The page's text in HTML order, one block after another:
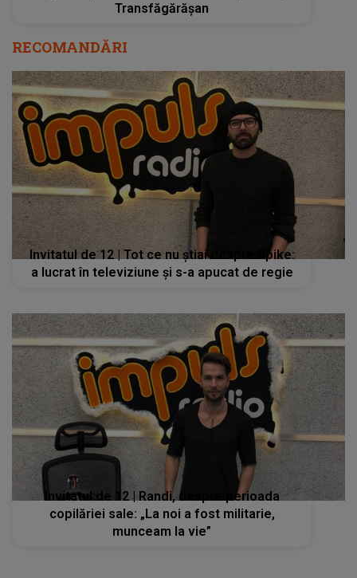
Transfăgărășan
RECOMANDĂRI
Invitatul de 12 | Tot ce nu știai despre Spike:
a lucrat în televiziune și s-a apucat de regie
Invitatul de 12 | Randi, despre perioada
copilăriei sale: „La noi a fost militarie,
munceam la vie”